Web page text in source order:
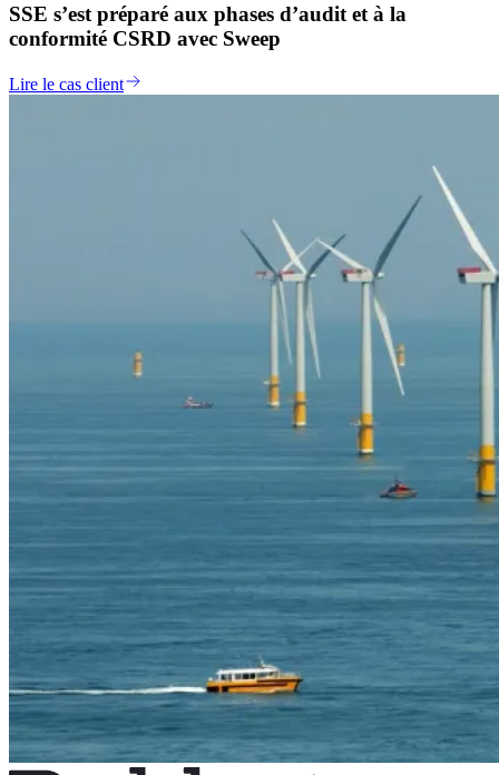
SSE s’est préparé aux phases d’audit et à la
conformité CSRD avec Sweep
Lire le cas client